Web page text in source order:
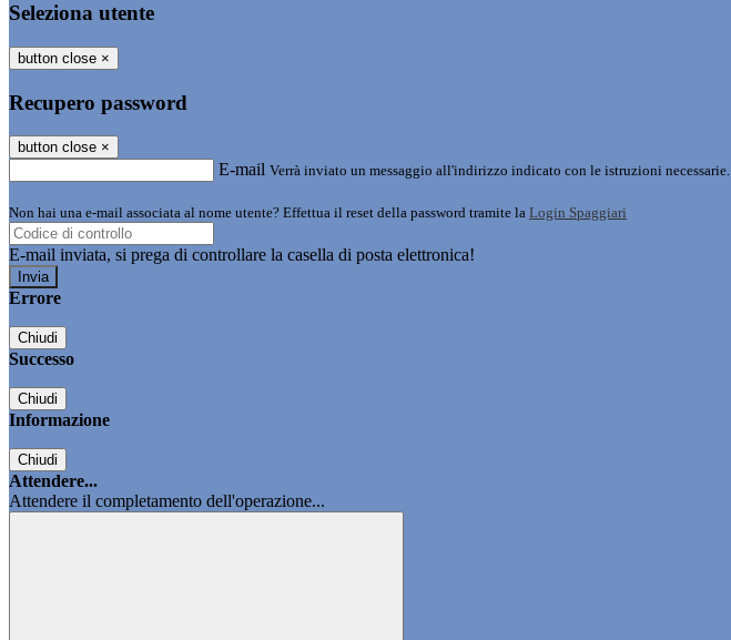
Seleziona utente
button close ×
Recupero password
button close ×
E-mail Verrà inviato un messaggio all'indirizzo indicato con le istruzioni necessarie.
Non hai una e-mail associata al nome utente? Effettua il reset della password tramite la Login Spaggiari
E-mail inviata, si prega di controllare la casella di posta elettronica!
Errore
Chiudi
Successo
Chiudi
Informazione
Chiudi
Attendere...
Attendere il completamento dell'operazione...